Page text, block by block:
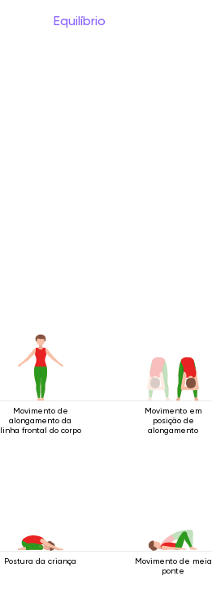
Equilíbrio
Movimento de
alongamento da
linha frontal do corpo
Movimento em
posição de
alongamento
Postura da criança
Movimento de meia
ponte